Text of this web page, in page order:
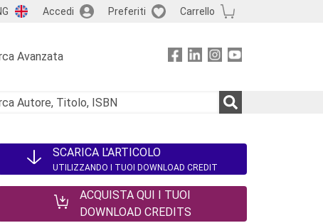
Accedi Preferiti Carrello
Avanzata
SCARICA L'ARTICOLO
UTILIZZANDO I TUOI DOWNLOAD CREDIT
ACQUISTA QUI I TUOI
DOWNLOAD CREDITS